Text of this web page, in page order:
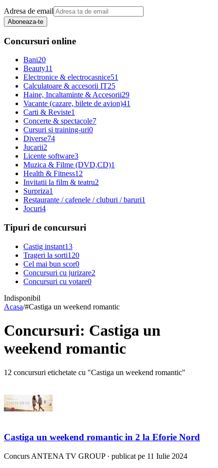
Adresa de email
Aboneaza-te
Concursuri online
Bani20
Beauty11
Electronice & electrocasnice51
Calculatoare & accesorii IT25
Haine, Incaltaminte & Accesorii29
Vacante (cazare, bilete de avion)41
Carti & Reviste1
Concerte & spectacole7
Cursuri si training-uri0
Diverse74
Jucarii2
Licente software3
Muzica & Filme (DVD,CD)1
Health & Fitness12
Invitatii la film & teatru2
Surpriza1
Restaurante / cafenele / cluburi / baruri1
Jocuri4
Tipuri de concursuri
Castig instant13
Trageri la sorti120
Cel mai bun scor0
Concursuri cu jurizare2
Concursuri cu votare0
Indisponibil
Acasa/#Castiga un weekend romantic
Concursuri: Castiga un
weekend romantic
12 concursuri etichetate cu "Castiga un weekend romantic"
Castiga un weekend romantic in 2 la Eforie Nord
Concurs ANTENA TV GROUP· publicat pe 11 Iulie 2024